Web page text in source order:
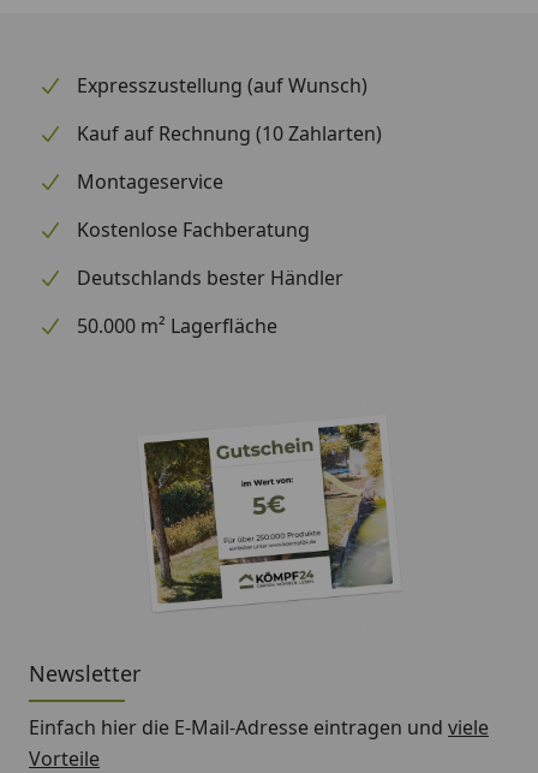
Wandstärken
Passend zu
Blockbohlenhäusern mit
modernem
Dachschindelbedarf
1 Paket (als Zubehör
Festpreis möglich
Montage und besonderen
Service-Leistungen zum
Festpreis
Weitere Informationen
Weka Schleppdach für 19 mm
Blockbohlenhäuser Datenblatt
Expresszustellung (auf Wunsch)
Kauf auf Rechnung (10 Zahlarten)
Montageservice
Kostenlose Fachberatung
Deutschlands bester Händler
50.000 m² Lagerfläche
Newsletter
Einfach hier die E-Mail-Adresse eintragen und viele
Vorteile